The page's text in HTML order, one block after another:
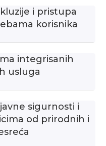
i pristupa
korisnika
integrisanih
usluga
sigurnosti i
od prirodnih i